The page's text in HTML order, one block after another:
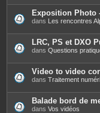
Exposition Photo
dans Les rencontres
LRC, PS et DXO
dans Questions
Video to video
dans Traitement
Balade bord de
dans Vos vidéos